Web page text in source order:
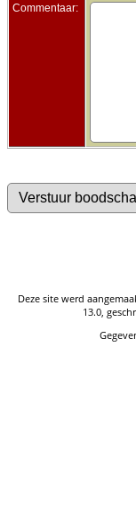
Commentaar:
Deze site werd
13.0,